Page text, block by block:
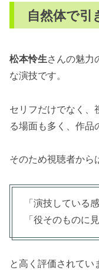
自然体で引
松本怜生さんの魅力
な演技です。
セリフだけでなく、
る場面も多く、作品
そのため視聴者から
「演技している
「役そのものに
と高く評価されてい